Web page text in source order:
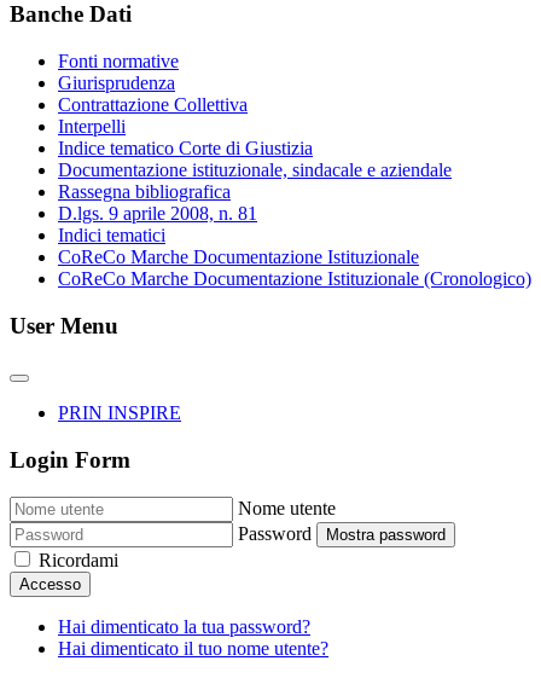
Banche Dati
Fonti normative
Giurisprudenza
Contrattazione Collettiva
Interpelli
Indice tematico Corte di Giustizia
Documentazione istituzionale, sindacale e aziendale
Rassegna bibliografica
D.lgs. 9 aprile 2008, n. 81
Indici tematici
CoReCo Marche Documentazione Istituzionale
CoReCo Marche Documentazione Istituzionale (Cronologico)
User Menu
PRIN INSPIRE
Login Form
Nome utente
Password
Mostra password
Ricordami
Accesso
Hai dimenticato la tua password?
Hai dimenticato il tuo nome utente?